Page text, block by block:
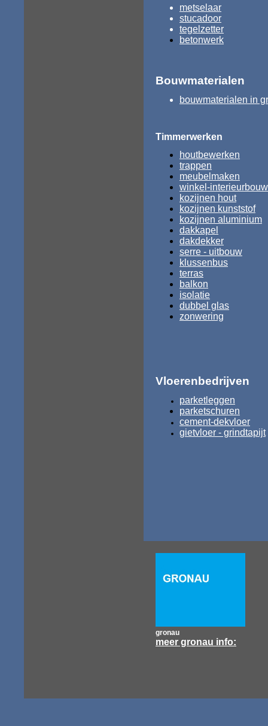
metselaar
stucadoor
tegelzetter
betonwerk
Bouwmaterialen
bouwmaterialen in
Timmerwerken
houtbewerken
trappen
meubelmaken
winkel-interieurbouw
kozijnen hout
kozijnen kunststof
kozijnen aluminium
dakkapel
dakdekker
serre - uitbouw
klussenbus
terras
balkon
isolatie
dubbel glas
zonwering
Vloerenbedrijven
parketleggen
parketschuren
cement-dekvloer
gietvloer - grindtapijt
gronau
meer gronau info: